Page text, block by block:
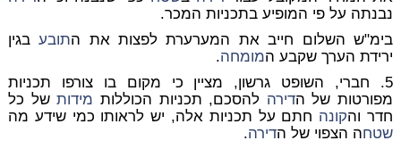
נבנתה על פי המופיע בתכניות המכר.
בימ"ש השלום חייב את המערערת לפצות את התובעבגין
ירידת הערך שקבע המומחה.
5. חברי, השופט גרשון, מציין כי מקום בו צורפו תכניות
מפורטות של הדירה להסכם, תכניות הכוללות מידותשל כל
חדר והקונה חתם על תכניות אלה, יש לראותו כמי שידע מה
שטחה הצפוי של הדירה.